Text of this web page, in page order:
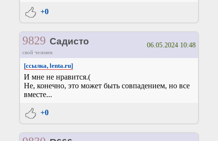
+0
9829 Садисто
свой человек
06.05.2024 10:48
[ссылка, lenta.ru]
И мне не нравится.(
Не, конечно, это может быть совпадением, но все
вместе...
+0